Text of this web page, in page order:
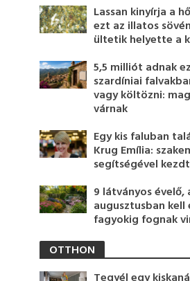
Lassan kinyírja a
ezt az illatos
ültetik helyette a
5,5 milliót adnak
szardíniai
vagy költözni:
várnak
Egy kis faluban
Krug Emília:
segítségével
9 látványos évelő,
augusztusban
fagyokig fognak
OTTHON